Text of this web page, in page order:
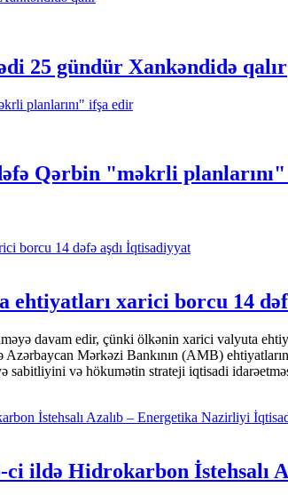
25 gündür Xankəndidə qalır
Qərbin "məkrli
İqtisadiyyat
ehtiyatları xarici borcu 14
davam edir, çünki ölkənin xarici valyuta
Mərkəzi Bankının (AMB)
sabitliyini və hökumətin strateji iqtisadi
ci ildə Hidrokarbon İstehsalı